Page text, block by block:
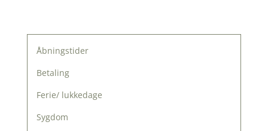
Åbningstider
Betaling
Ferie/ lukkedage
Sygdom